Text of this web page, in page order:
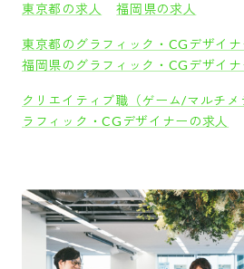
東京都の求人 福岡県の求人
東京都のグラフィック・CGデザイナ
福岡県のグラフィック・CGデザイナ
クリエイティブ職（ゲーム/マルチメ
ラフィック・CGデザイナーの求人